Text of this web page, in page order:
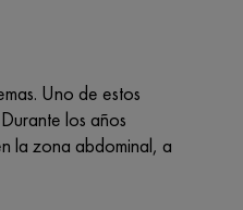
Uno de estos
los años
la zona abdominal, a